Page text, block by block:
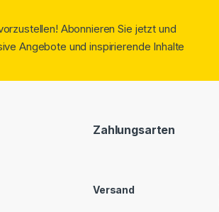
Abonnieren Sie jetzt und
Angebote und inspirierende Inhalte
Zahlungsarten
Versand